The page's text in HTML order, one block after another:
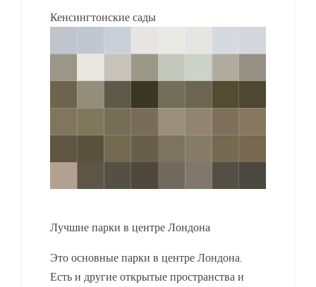
Кенсингтонские сады
Лучшие парки в центре Лондона
Это основные парки в центре Лондона.
Есть и другие открытые пространства и